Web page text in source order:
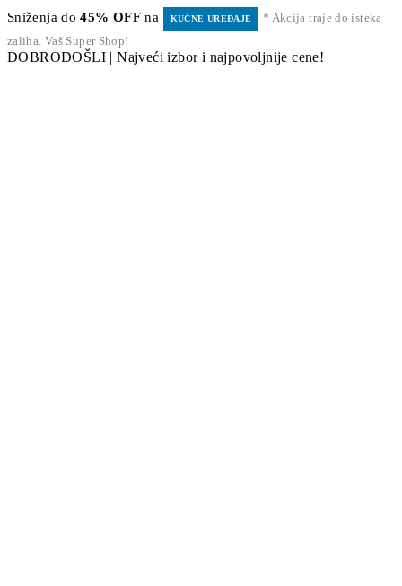
Sniženja do45% OFF na KUĆNE UREĐAJE
* Akcija traje do isteka
zaliha. Vaš Super Shop!
DOBRODOŠLI | Najveći izbor i najpovoljnije cene!